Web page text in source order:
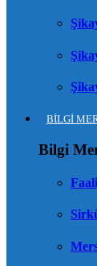
BİLGİ
Bilgi